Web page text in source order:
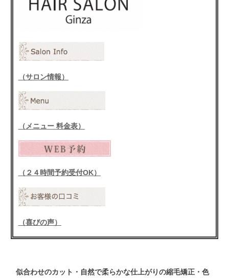
（サロン情報）
（メニュー 料金表）
（２４時間予約受付OK）
（喜びの声）
似合わせのカット ・自然で柔らかな仕上がりの縮毛矯正・色